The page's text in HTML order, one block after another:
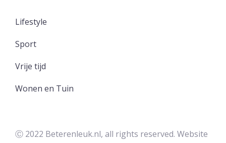
Lifestyle
Sport
Vrije tijd
Wonen en Tuin
Ⓒ 2022 Beterenleuk.nl, all rights reserved. Website